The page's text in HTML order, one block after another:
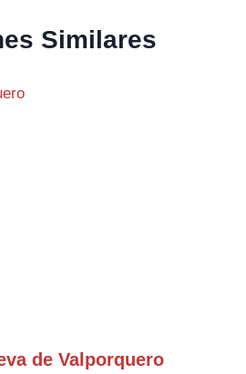
Similares
de Valporquero